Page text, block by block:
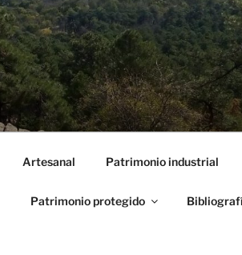
Artesanal Patrimonio industrial
Patrimonio protegido